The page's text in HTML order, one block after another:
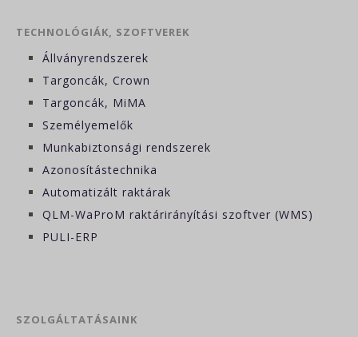
TECHNOLÓGIÁK, SZOFTVEREK
Állványrendszerek
Targoncák, Crown
Targoncák, MiMA
Személyemelők
Munkabiztonsági rendszerek
Azonosítástechnika
Automatizált raktárak
QLM-WaProM raktárirányítási szoftver (WMS)
PULI-ERP
SZOLGÁLTATÁSAINK